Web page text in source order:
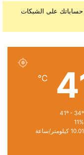
حساباتك على الشبكات
℃
41º - 34º
11%
10.01 كيلومتر/ساعة